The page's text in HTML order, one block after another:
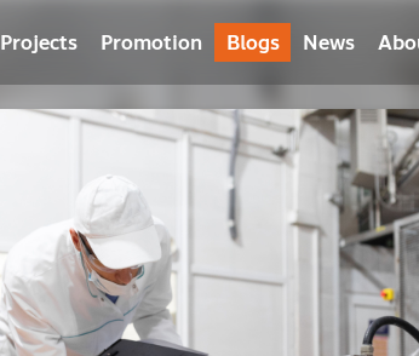
Projects Promotion Blogs News